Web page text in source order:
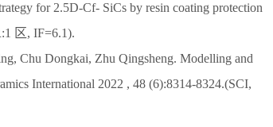
for 2.5D-Cf- SiCs by resin coating protection
区, IF=6.1).
Chu Dongkai, Zhu Qingsheng. Modelling and
International 2022 , 48 (6):8314-8324.(SCI,